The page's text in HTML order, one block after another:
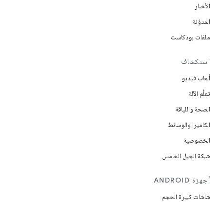
الأخبار
المدوّنة
ملفات بودكاست
استكشاف
ألعاب فيديو
تعلُم الآلة
الصحة واللياقة
الكاميرا والوسائط
الخصوصية
شبكة الجيل الخامس
أجهزة ANDROID
شاشات كبيرة الحجم